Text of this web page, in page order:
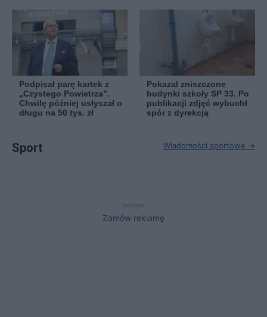
Podpisał parę kartek z
„Czystego Powietrza”.
Chwilę później usłyszał o
długu na 50 tys. zł
Pokazał zniszczone
budynki szkoły SP 33. Po
publikacji zdjęć wybuchł
spór z dyrekcją
Sport Wiadomości sportowe →
reklama
Zamów reklamę